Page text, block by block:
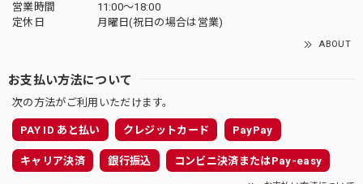
営業時間
11:00〜18:00
定休日
月曜日(祝日の場合は営業)
ABOUT
お支払い方法について
次の方法がご利用いただけます。
PAY ID あと払い クレジットカード PayPay
キャリア決済 銀行振込 コンビニ決済またはPay-easy